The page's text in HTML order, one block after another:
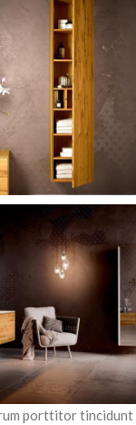
porttitor tincidunt